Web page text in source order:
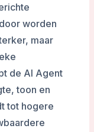
worden
maar
de AI Agent
toon en
tot hogere